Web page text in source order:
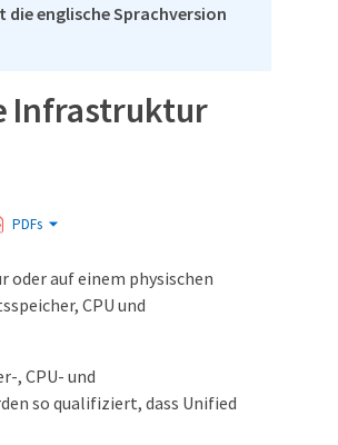
englische Sprachversion
Infrastruktur
PDFs
oder auf einem physischen
CPU und
, CPU- und
so qualifiziert, dass Unified